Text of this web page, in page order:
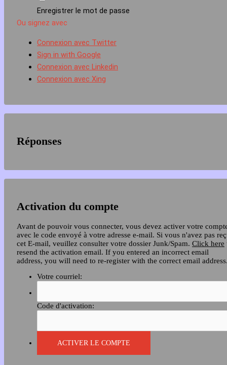
Enregistrer le mot de passe
Ou signez avec
Connexion avec Twitter
Sign in with Google
Connexion avec Linkedin
Connexion avec Xing
Réponses
Activation du compte
Avant de pouvoir vous connecter, vous devez activer votre
avec le code envoyé à votre adresse e-mail. Si vous n'avez pas
cet E-mail, veuillez consulter votre dossier Junk/Spam. Click here
resend the activation email. If you entered an incorrect email
address, you will need to re-register with the correct email
Votre courriel:
Code d'activation: